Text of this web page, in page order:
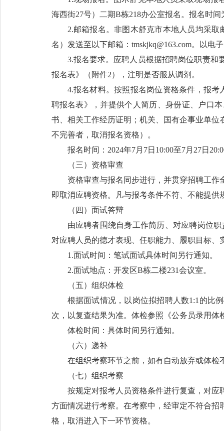
海西街27号）二期B栋218办公室报名。报名时间
2.邮箱报名。非图木舒克市本地人员均采
名）发送至以下邮箱：tmskjkq@163.com。以电
3.报名要求。应聘人员根据招聘岗位职责和
报名表》（附件2），注明是否服从调剂。
4.报名材料。按照报名岗位资格条件，报
聘报名表》，并提供个人简历、身份证、户口
书、相关工作经历证明；机关、国有企事业单
不完善者，取消报名资格）。
报名时间：2024年7月7日10:00至7月27日
（三）资格审查
资格审查与报名同步进行，并贯穿招聘工
即取消应聘资格。凡与报考条件不符、不能提
（四）面试答辩
由应聘者围绕自身工作简历、对应聘岗位
对应聘人员的德才表现、任职能力、履职目标、
1.面试时间：笔试面试具体时间另行通知。
2.面试地点：开发区B栋二楼231会议室。
（五）组织体检
根据面试情况，以岗位拟招聘人数1:1的比
次，以复查结果为准。体检参照《公务员录用
体检时间：具体时间另行通知。
（六）递补
在组织考察环节之前，如有自动放弃或体
（七）组织考察
按规定对报考人员资格条件进行复查，对
方面情况进行考察。在考察中，经审定不符合
格，取消进入下一环节资格。